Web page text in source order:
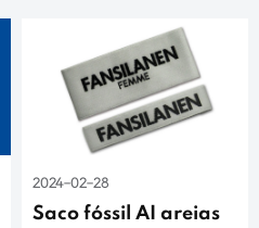
2024-02-28
Saco fóssil AI areias